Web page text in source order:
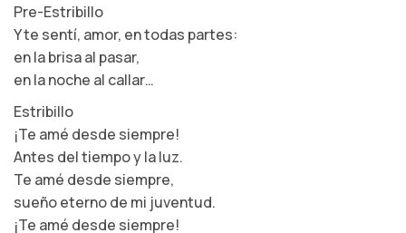
Pre-Estribillo
Y te sentí, amor, en todas partes:
en la brisa al pasar,
en la noche al callar…
Estribillo
¡Te amé desde siempre!
Antes del tiempo y la luz.
Te amé desde siempre,
sueño eterno de mi juventud.
¡Te amé desde siempre!